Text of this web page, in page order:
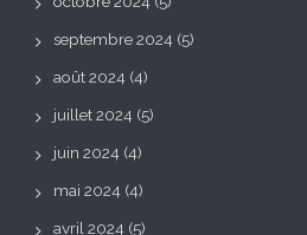
septembre 2024 (5)
août 2024 (4)
juillet 2024 (5)
juin 2024 (4)
mai 2024 (4)
avril 2024 (5)